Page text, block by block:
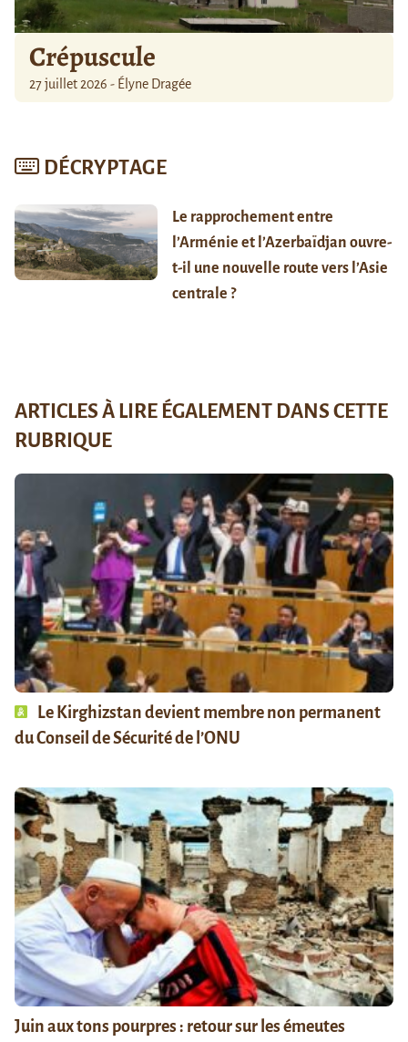
Crépuscule
27 juillet 2026 - Élyne Dragée
DÉCRYPTAGE
Le rapprochement entre
l’Arménie et l’Azerbaïdjan ouvre-
t-il une nouvelle route vers l’Asie
centrale ?
ARTICLES À LIRE ÉGALEMENT DANS CETTE
RUBRIQUE
Le Kirghizstan devient membre non permanent
du Conseil de Sécurité de l’ONU
Juin aux tons pourpres : retour sur les émeutes